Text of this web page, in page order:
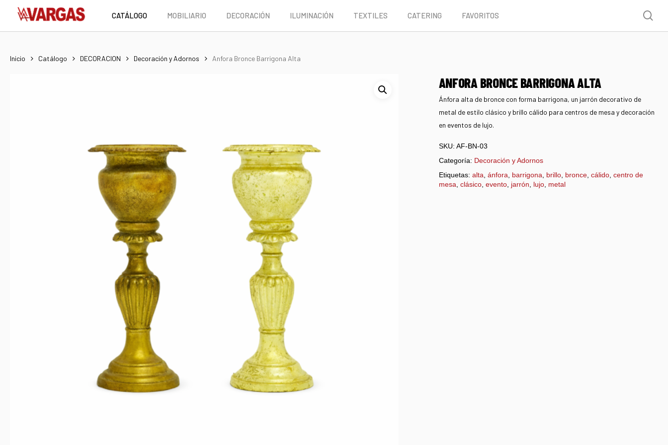
main
CATÁLOGO MOBILIARIO DECORACIÓN ILUMINACIÓN TEXTILES CATERING FAVORITOS
Inicio Catálogo DECORACION Decoración y Adornos Anfora Bronce Barrigona Alta
ANFORA BRONCE BARRIGONA ALTA
Ánfora alta de bronce con forma barrigona, un jarrón decorativo de
metal de estilo clásico y brillo cálido para centros de mesa y decoración
en eventos de lujo.
SKU: AF-BN-03
Categoría: Decoración y Adornos
Etiquetas: alta ánfora barrigona brillo, bronce, cálido, centro de
mesa clásico, evento, jarrón lujo, metal